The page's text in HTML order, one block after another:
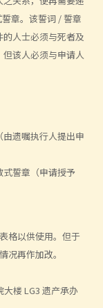
章。该誓词 / 誓章
人士必须与死者及
该人必须与申请人
遗嘱执行人提出申
誓章（申请授予
格以供使用。但于
况再作加改。
楼 LG3 遗产承办
其他人申请遗产认
领授予遗嘱认证书